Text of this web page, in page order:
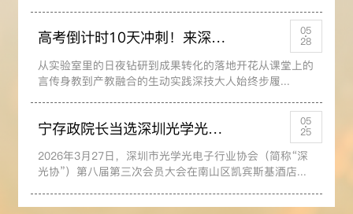
高考倒计时10天冲刺！来深技大做“芯”上人！
​从实验室里的日夜钻研到成果转化的落地开花从课堂上的
言传身教到产教融合的生动实践深技大人始终步履...
05
28
宁存政院长当选深圳光学光电子行业协会轮值会长
2026年3月27日，深圳市光学光电子行业协会（简称“深
光协”）第八届第三次会员大会在南山区凯宾斯基酒店...
05
25